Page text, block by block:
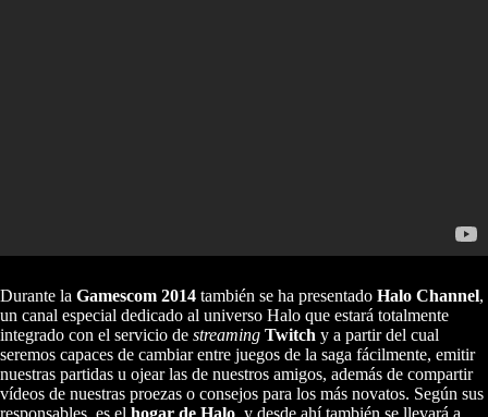
Durante la Gamescom 2014 también se ha presentado Halo Channel,
un canal especial dedicado al universo Halo que estará totalmente
integrado con el servicio de streaming Twitch y a partir del cual
seremos capaces de cambiar entre juegos de la saga fácilmente, emitir
nuestras partidas u ojear las de nuestros amigos, además de compartir
vídeos de nuestras proezas o consejos para los más novatos. Según sus
responsables, es el hogar de Halo, y desde ahí también se llevará a